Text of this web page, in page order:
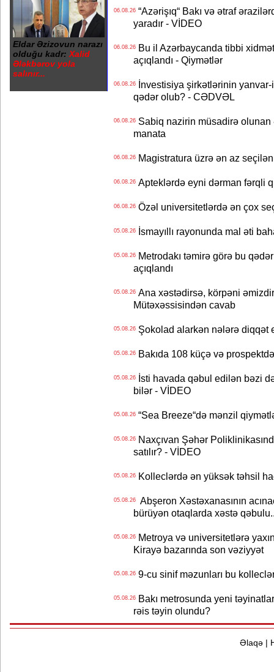
Eldar Əzizovun narazı
olduğu kadr: Xalid
Ələkbərov yola
salınır...
06.08.26“Azərişıq“ Bakı və ətraf
yaradır - VİDEO
06.08.26Bu il Azərbaycanda tibbi
açıqlandı - Qiymətlər
06.08.26İnvestisiya şirkətlərinin yanvar-
qədər olub? - CƏDVƏL
06.08.26Sabiq nazirin müsadirə olunan
manata
06.08.26Magistratura üzrə ən az
06.08.26Apteklərdə eyni dərman fərqli
06.08.26Özəl universitetlərdə ən çox
05.08.26İsmayıllı rayonunda mal əti
05.08.26Metrodakı təmirə görə bu
açıqlandı
05.08.26Ana xəstədirsə, körpəni
Mütəxəssisindən cavab
05.08.26Şokolad alarkən nələrə diqqət
05.08.26Bakıda 108 küçə və
05.08.26İsti havada qəbul edilən bəzi
bilər - VİDEO
05.08.26“Sea Breeze“də mənzil
05.08.26Naxçıvan Şəhər
satılır? - VİDEO
05.08.26Kolleclərdə ən yüksək təhsil
05.08.26Abşeron Xəstəxanasının
bürüyən otaqlarda xəstə
05.08.26Metroya və universitetlərə
Kirayə bazarında son vəziyyət
05.08.269-cu sinif məzunları bu
05.08.26Bakı metrosunda yeni
rəis təyin olundu?
Əlaqə|